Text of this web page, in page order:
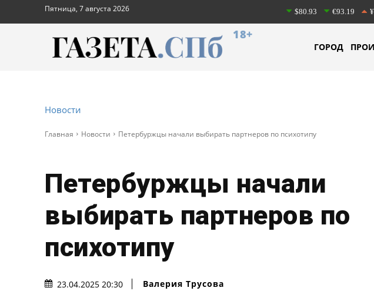
Пятница, 7 августа 2026 $80.93 €93.19
18+
ГОРОД
Новости
Главная Новости Петербуржцы начали выбирать партнеров по психотипу
Петербуржцы начали
выбирать партнеров по
психотипу
23.04.2025 20:30 Валерия Трусова